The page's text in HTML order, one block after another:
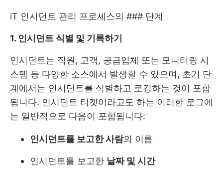
iT 인시던트 관리 프로세스의 ### 단계
1. 인시던트 식별 및 기록하기
인시던트는 직원, 고객, 공급업체 또는 모니터링 시
스템 등 다양한 소스에서 발생할 수 있으며, 초기 단
계에서는 인시던트를 식별하고 로깅하는 것이 포함
됩니다. 인시던트 티켓이라고도 하는 이러한 로그에
는 일반적으로 다음이 포함됩니다:
인시던트를 보고한 사람의 이름
인시던트를 보고한 날짜 및 시간